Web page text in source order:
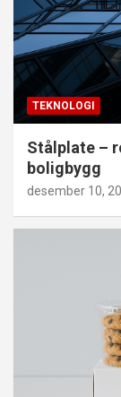
TEKNOLOGI
Stålplate –
boligbygg
desember 10,